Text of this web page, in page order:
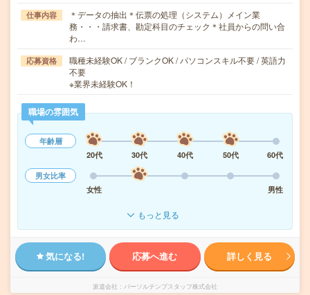
仕事内容
＊データの抽出＊伝票の処理（システム）メイン業
務・・・請求書、勘定科目のチェック＊社員からの問い合
わ…
応募資格
職種未経験OK / ブランクOK / パソコンスキル不要 / 英語力
不要
※業界未経験OK！
職場の雰囲気
年齢層
20代
30代 40代 50代
60代
男女比率
女性
男性
もっと見る
気になる! 応募へ進む 詳しく見る
派遣会社 パーソルテンプスタッフ株式会社